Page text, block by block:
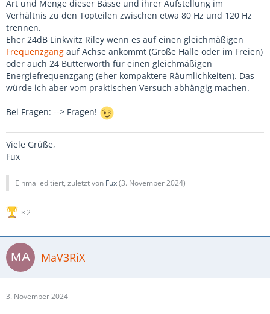
Art und Menge dieser Bässe und ihrer Aufstellung im
Verhältnis zu den Topteilen zwischen etwa 80 Hz und 120 Hz
trennen.
Eher 24dB Linkwitz Riley wenn es auf einen gleichmäßigen
Frequenzgang auf Achse ankommt (Große Halle oder im Freien)
oder auch 24 Butterworth für einen gleichmäßigen
Energiefrequenzgang (eher kompaktere Räumlichkeiten). Das
würde ich aber vom praktischen Versuch abhängig machen.
Bei Fragen: --> Fragen!
Viele Grüße,
Fux
Einmal editiert, zuletzt von Fux(3. November 2024)
2
MaV3RiX
3. November 2024